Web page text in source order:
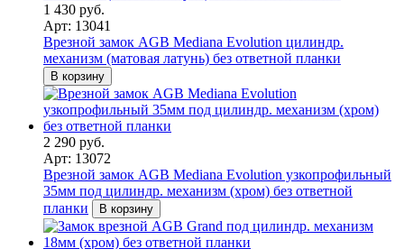
1 430 руб.
Арт: 13041
Врезной замок AGB Mediana Evolution цилиндр.
механизм (матовая латунь) без ответной планки
В корзину
2 290 руб.
Арт: 13072
Врезной замок AGB Mediana Evolution узкопрофильный
35мм под цилиндр. механизм (хром) без ответной
планки
В корзину